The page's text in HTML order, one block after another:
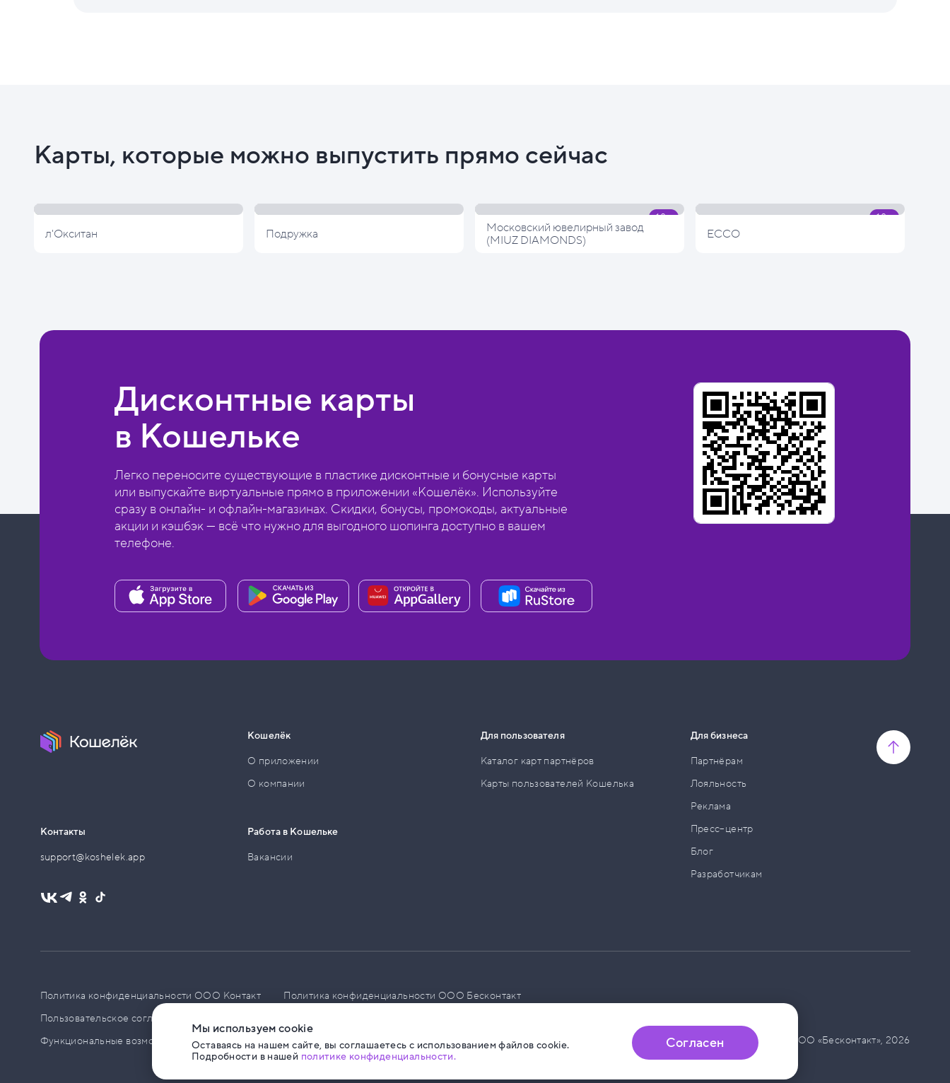
Карты, которые можно выпустить прямо сейчас
л'Окситан Подружка
Московский ювелирный завод
(MIUZ DIAMONDS)
ECCO
Дисконтные карты
в Кошельке
Легко переносите существующие в пластике дисконтные и бонусные карты
или выпускайте виртуальные прямо в приложении «Кошелёк». Используйте
сразу в онлайн- и офлайн-магазинах. Скидки, бонусы, промокоды, актуальные
акции и кэшбэк — всё что нужно для выгодного шопинга доступно в вашем
телефоне.
Контакты
support@koshelek.app
Кошелёк
О приложении
О компании
Работа в Кошельке
Вакансии
Для пользователя
Каталог карт партнёров
Карты пользователей Кошелька
Для бизнеса
Партнёрам
Лояльность
Реклама
Пресс–центр
Блог
Разработчикам
Политика конфиденциальности ООО Контакт
Политика конфиденциальности ООО Бесконтакт
Пользовательское соглашение
Функциональные возможности ПО
© ООО «Бесконтакт», 2026
Мы используем cookie
Оставаясь на нашем сайте, вы соглашаетесь с использованием файлов cookie.
Подробности в нашей политике конфиденциальности.
Согласен